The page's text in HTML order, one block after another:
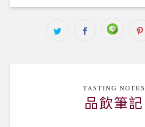
TASTING NOTES
品飲筆記